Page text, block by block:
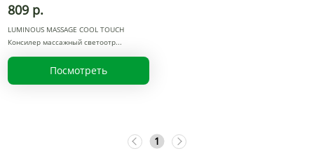
809 р.
LUMINOUS MASSAGE COOL TOUCH
Консилер массажный светоотр
Посмотреть
1